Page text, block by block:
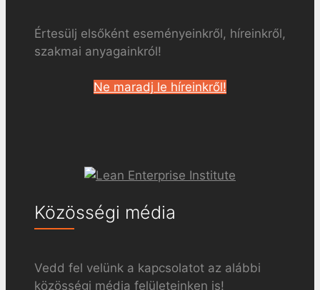
Értesülj elsőként eseményeinkről, híreinkről,
szakmai anyagainkról!
Ne maradj le híreinkről!
Közösségi média
Vedd fel velünk a kapcsolatot az alábbi
közösségi média felületeinken is!